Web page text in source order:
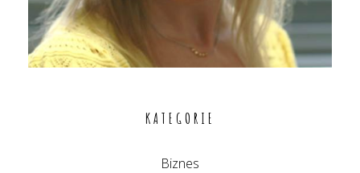
KATEGORIE
Biznes